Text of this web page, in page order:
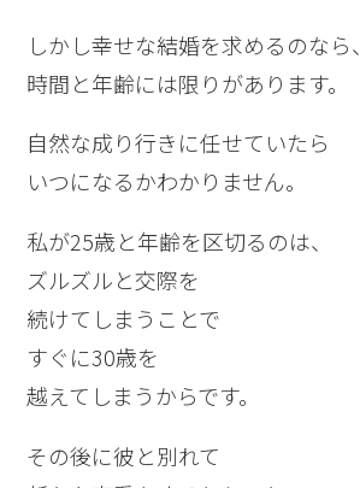
しかし幸せな結婚を求めるのなら、
時間と年齢には限りがあります。
自然な成り行きに任せていたら
いつになるかわかりません。
私が25歳と年齢を区切るのは、
ズルズルと交際を
続けてしまうことで
すぐに30歳を
越えてしまうからです。
その後に彼と別れて